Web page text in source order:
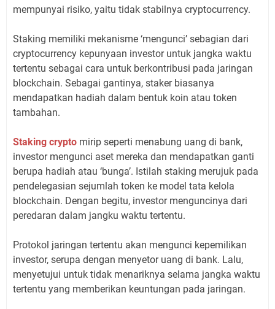
mempunyai risiko, yaitu tidak stabilnya cryptocurrency.
Staking memiliki mekanisme ‘mengunci’ sebagian dari
cryptocurrency kepunyaan investor untuk jangka waktu
tertentu sebagai cara untuk berkontribusi pada jaringan
blockchain. Sebagai gantinya, staker biasanya
mendapatkan hadiah dalam bentuk koin atau token
tambahan.
Staking crypto mirip seperti menabung uang di bank,
investor mengunci aset mereka dan mendapatkan ganti
berupa hadiah atau ‘bunga’. Istilah staking merujuk pada
pendelegasian sejumlah token ke model tata kelola
blockchain. Dengan begitu, investor menguncinya dari
peredaran dalam jangku waktu tertentu.
Protokol jaringan tertentu akan mengunci kepemilikan
investor, serupa dengan menyetor uang di bank. Lalu,
menyetujui untuk tidak menariknya selama jangka waktu
tertentu yang memberikan keuntungan pada jaringan.